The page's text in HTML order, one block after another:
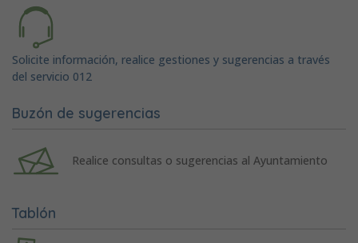
Solicite información, realice gestiones y sugerencias a través
del servicio 012
Buzón de sugerencias
Realice consultas o sugerencias al Ayuntamiento
Tablón